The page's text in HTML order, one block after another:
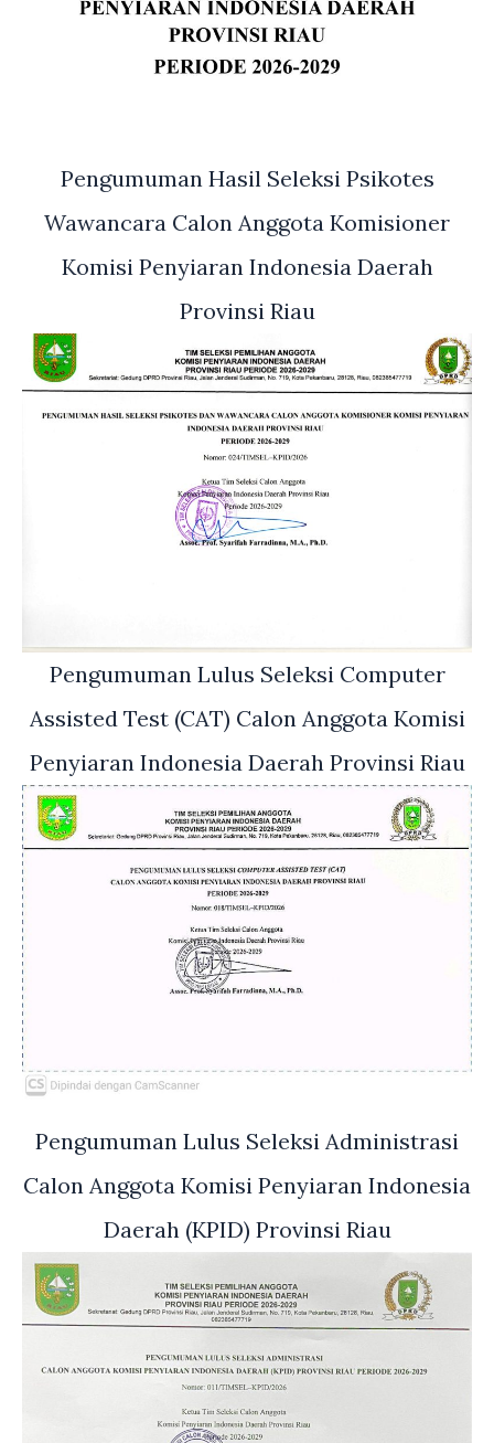
Pengumuman Hasil Seleksi Psikotes
Wawancara Calon Anggota Komisioner
Komisi Penyiaran Indonesia Daerah
Provinsi Riau
Pengumuman Lulus Seleksi Computer
Assisted Test (CAT) Calon Anggota Komisi
Penyiaran Indonesia Daerah Provinsi Riau
Pengumuman Lulus Seleksi Administrasi
Calon Anggota Komisi Penyiaran Indonesia
Daerah (KPID) Provinsi Riau